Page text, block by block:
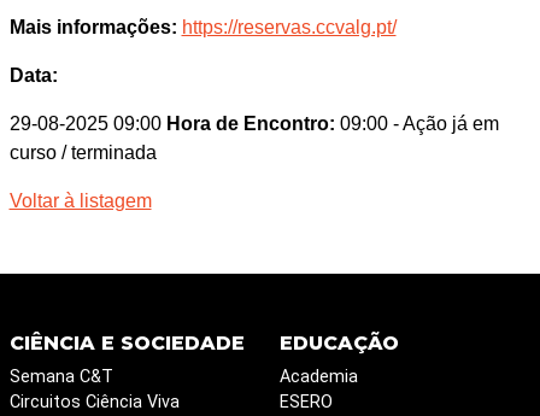
Mais informações: https://reservas.ccvalg.pt/
Data:
29-08-2025 09:00 Hora de Encontro: 09:00 - Ação já em
curso / terminada
Voltar à listagem
CIÊNCIA E SOCIEDADE
Semana C&T
Circuitos Ciência Viva
EDUCAÇÃO
Academia
ESERO